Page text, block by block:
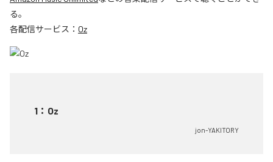
る。
各配信サービス： Oz
1 ： Oz
jon-YAKITORY